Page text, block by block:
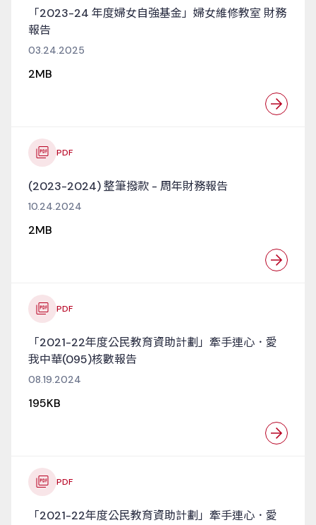
「2023-24 年度婦女自強基金」婦女維修教室 財務
報告
03.24.2025
2MB
PDF
(2023-2024) 整筆撥款 - 周年財務報告
10.24.2024
2MB
PDF
「2021-22年度公民教育資助計劃」牽手連心．愛
我中華(095)核數報告
08.19.2024
195KB
PDF
「2021-22年度公民教育資助計劃」牽手連心．愛